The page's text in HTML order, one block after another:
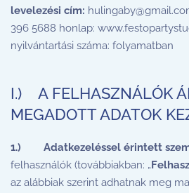
levelezési cím:
396 5688 honlap:
nyilvántartási száma: folyamatban
I.) A FELHASZNÁLÓK
MEGADOTT ADATOK
1.) Adatkezeléssel érintett
felhasználók (továbbiakban: „
az alábbiak szerint adhatnak meg